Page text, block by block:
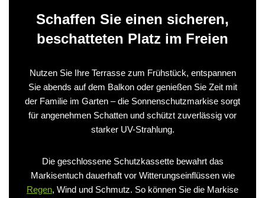
Schaffen Sie einen sicheren,
beschatteten Platz im Freien
Nutzen Sie Ihre Terrasse zum Frühstück, entspannen
Sie abends auf dem Balkon oder genießen Sie Zeit mit
der Familie im Garten – die Sonnenschutzmarkise sorgt
für angenehmen Schatten und schützt zuverlässig vor
starker UV-Strahlung.
Die geschlossene Schutzkassette bewahrt das
Markisentuch dauerhaft vor Witterungseinflüssen wie
Regen, Wind und Schmutz. So können Sie die Markise